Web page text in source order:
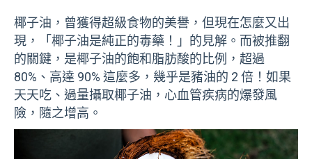
椰子油，曾獲得超級食物的美譽，但現在怎麼又出
現，「椰子油是純正的毒藥！」的見解。而被推翻
的關鍵，是椰子油的飽和脂肪酸的比例，超過
80%、高達 90% 這麼多，幾乎是豬油的 2 倍！如果
天天吃、過量攝取椰子油，心血管疾病的爆發風
險，隨之增高。